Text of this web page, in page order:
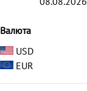
Валюта
USD
EUR